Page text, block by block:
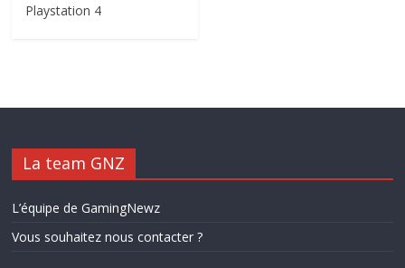
Playstation 4
La team GNZ
L’équipe de GamingNewz
Vous souhaitez nous contacter ?